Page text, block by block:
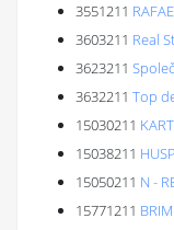
3551211
3603211 Real
3623211
3632211 Top
15030211
15038211
15050211 N -
15771211